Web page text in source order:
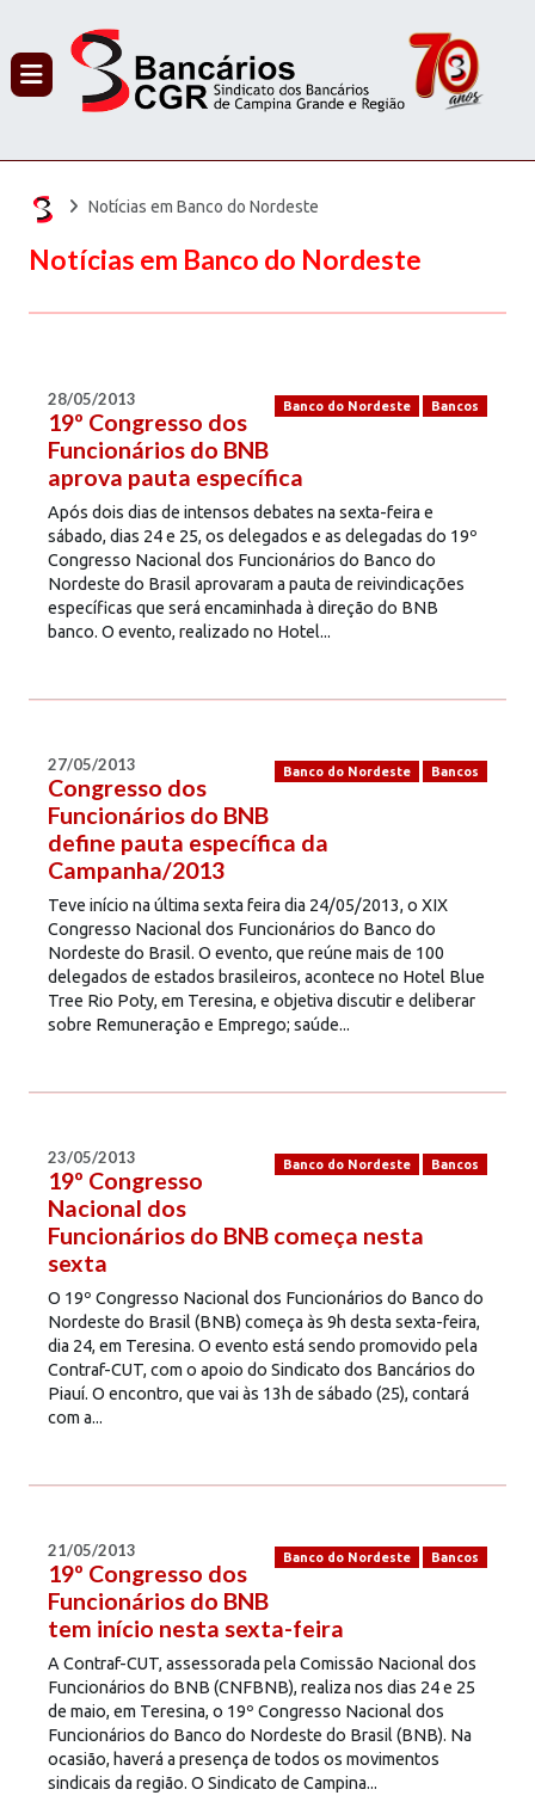
Notícias em Banco do Nordeste
Notícias em Banco do Nordeste
Banco do Nordeste Bancos
28/05/2013
19º Congresso dos
Funcionários do BNB
aprova pauta específica
Após dois dias de intensos debates na sexta-feira e
sábado, dias 24 e 25, os delegados e as delegadas do 19º
Congresso Nacional dos Funcionários do Banco do
Nordeste do Brasil aprovaram a pauta de reivindicações
específicas que será encaminhada à direção do BNB
banco. O evento, realizado no Hotel...
Banco do Nordeste Bancos
27/05/2013
Congresso dos
Funcionários do BNB
define pauta específica da
Campanha/2013
Teve início na última sexta feira dia 24/05/2013, o XIX
Congresso Nacional dos Funcionários do Banco do
Nordeste do Brasil. O evento, que reúne mais de 100
delegados de estados brasileiros, acontece no Hotel Blue
Tree Rio Poty, em Teresina, e objetiva discutir e deliberar
sobre Remuneração e Emprego; saúde...
Banco do Nordeste Bancos
23/05/2013
19º Congresso
Nacional dos
Funcionários do BNB começa nesta
sexta
O 19º Congresso Nacional dos Funcionários do Banco do
Nordeste do Brasil (BNB) começa às 9h desta sexta-feira,
dia 24, em Teresina. O evento está sendo promovido pela
Contraf-CUT, com o apoio do Sindicato dos Bancários do
Piauí. O encontro, que vai às 13h de sábado (25), contará
com a...
Banco do Nordeste Bancos
21/05/2013
19º Congresso dos
Funcionários do BNB
tem início nesta sexta-feira
A Contraf-CUT, assessorada pela Comissão Nacional dos
Funcionários do BNB (CNFBNB), realiza nos dias 24 e 25
de maio, em Teresina, o 19º Congresso Nacional dos
Funcionários do Banco do Nordeste do Brasil (BNB). Na
ocasião, haverá a presença de todos os movimentos
sindicais da região. O Sindicato de Campina...